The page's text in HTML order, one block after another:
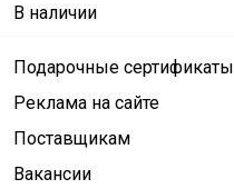
В наличии
Подарочные сертификаты
Реклама на сайте
Поставщикам
Вакансии